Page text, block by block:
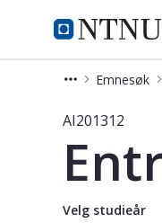
NTNU Hjemmeside
Studier
Emnesøk
Emne -AI201312
Velg studieår